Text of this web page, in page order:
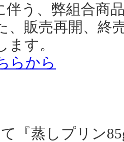
伴う、弊組合商
、販売再開、終
す。
らから
『蒸しプリン